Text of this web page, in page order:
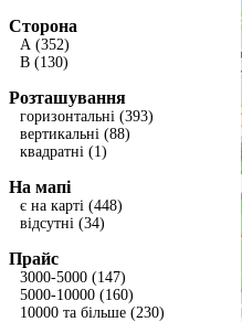
Сторона
A (352)
B (130)
Розташування
горизонтальні (393)
вертикальні (88)
квадратні (1)
На мапі
є на карті (448)
відсутні (34)
Прайс
3000-5000 (147)
5000-10000 (160)
10000 та більше (230)